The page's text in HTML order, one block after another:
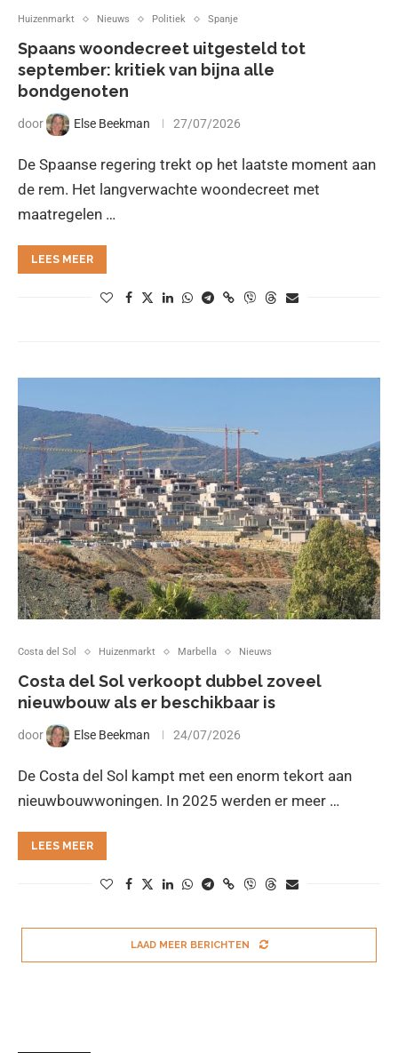
Huizenmarkt Nieuws Politiek Spanje
Spaans woondecreet uitgesteld tot
september: kritiek van bijna alle
bondgenoten
door Else Beekman 27/07/2026
De Spaanse regering trekt op het laatste moment aan
de rem. Het langverwachte woondecreet met
maatregelen …
LEES MEER
Costa del Sol Huizenmarkt Marbella Nieuws
Costa del Sol verkoopt dubbel zoveel
nieuwbouw als er beschikbaar is
door Else Beekman 24/07/2026
De Costa del Sol kampt met een enorm tekort aan
nieuwbouwwoningen. In 2025 werden er meer …
LEES MEER
LAAD MEER BERICHTEN